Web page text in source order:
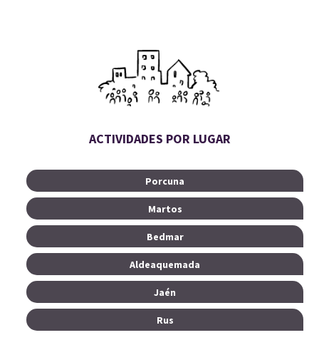
ACTIVIDADES POR LUGAR
Porcuna
Martos
Bedmar
Aldeaquemada
Jaén
Rus